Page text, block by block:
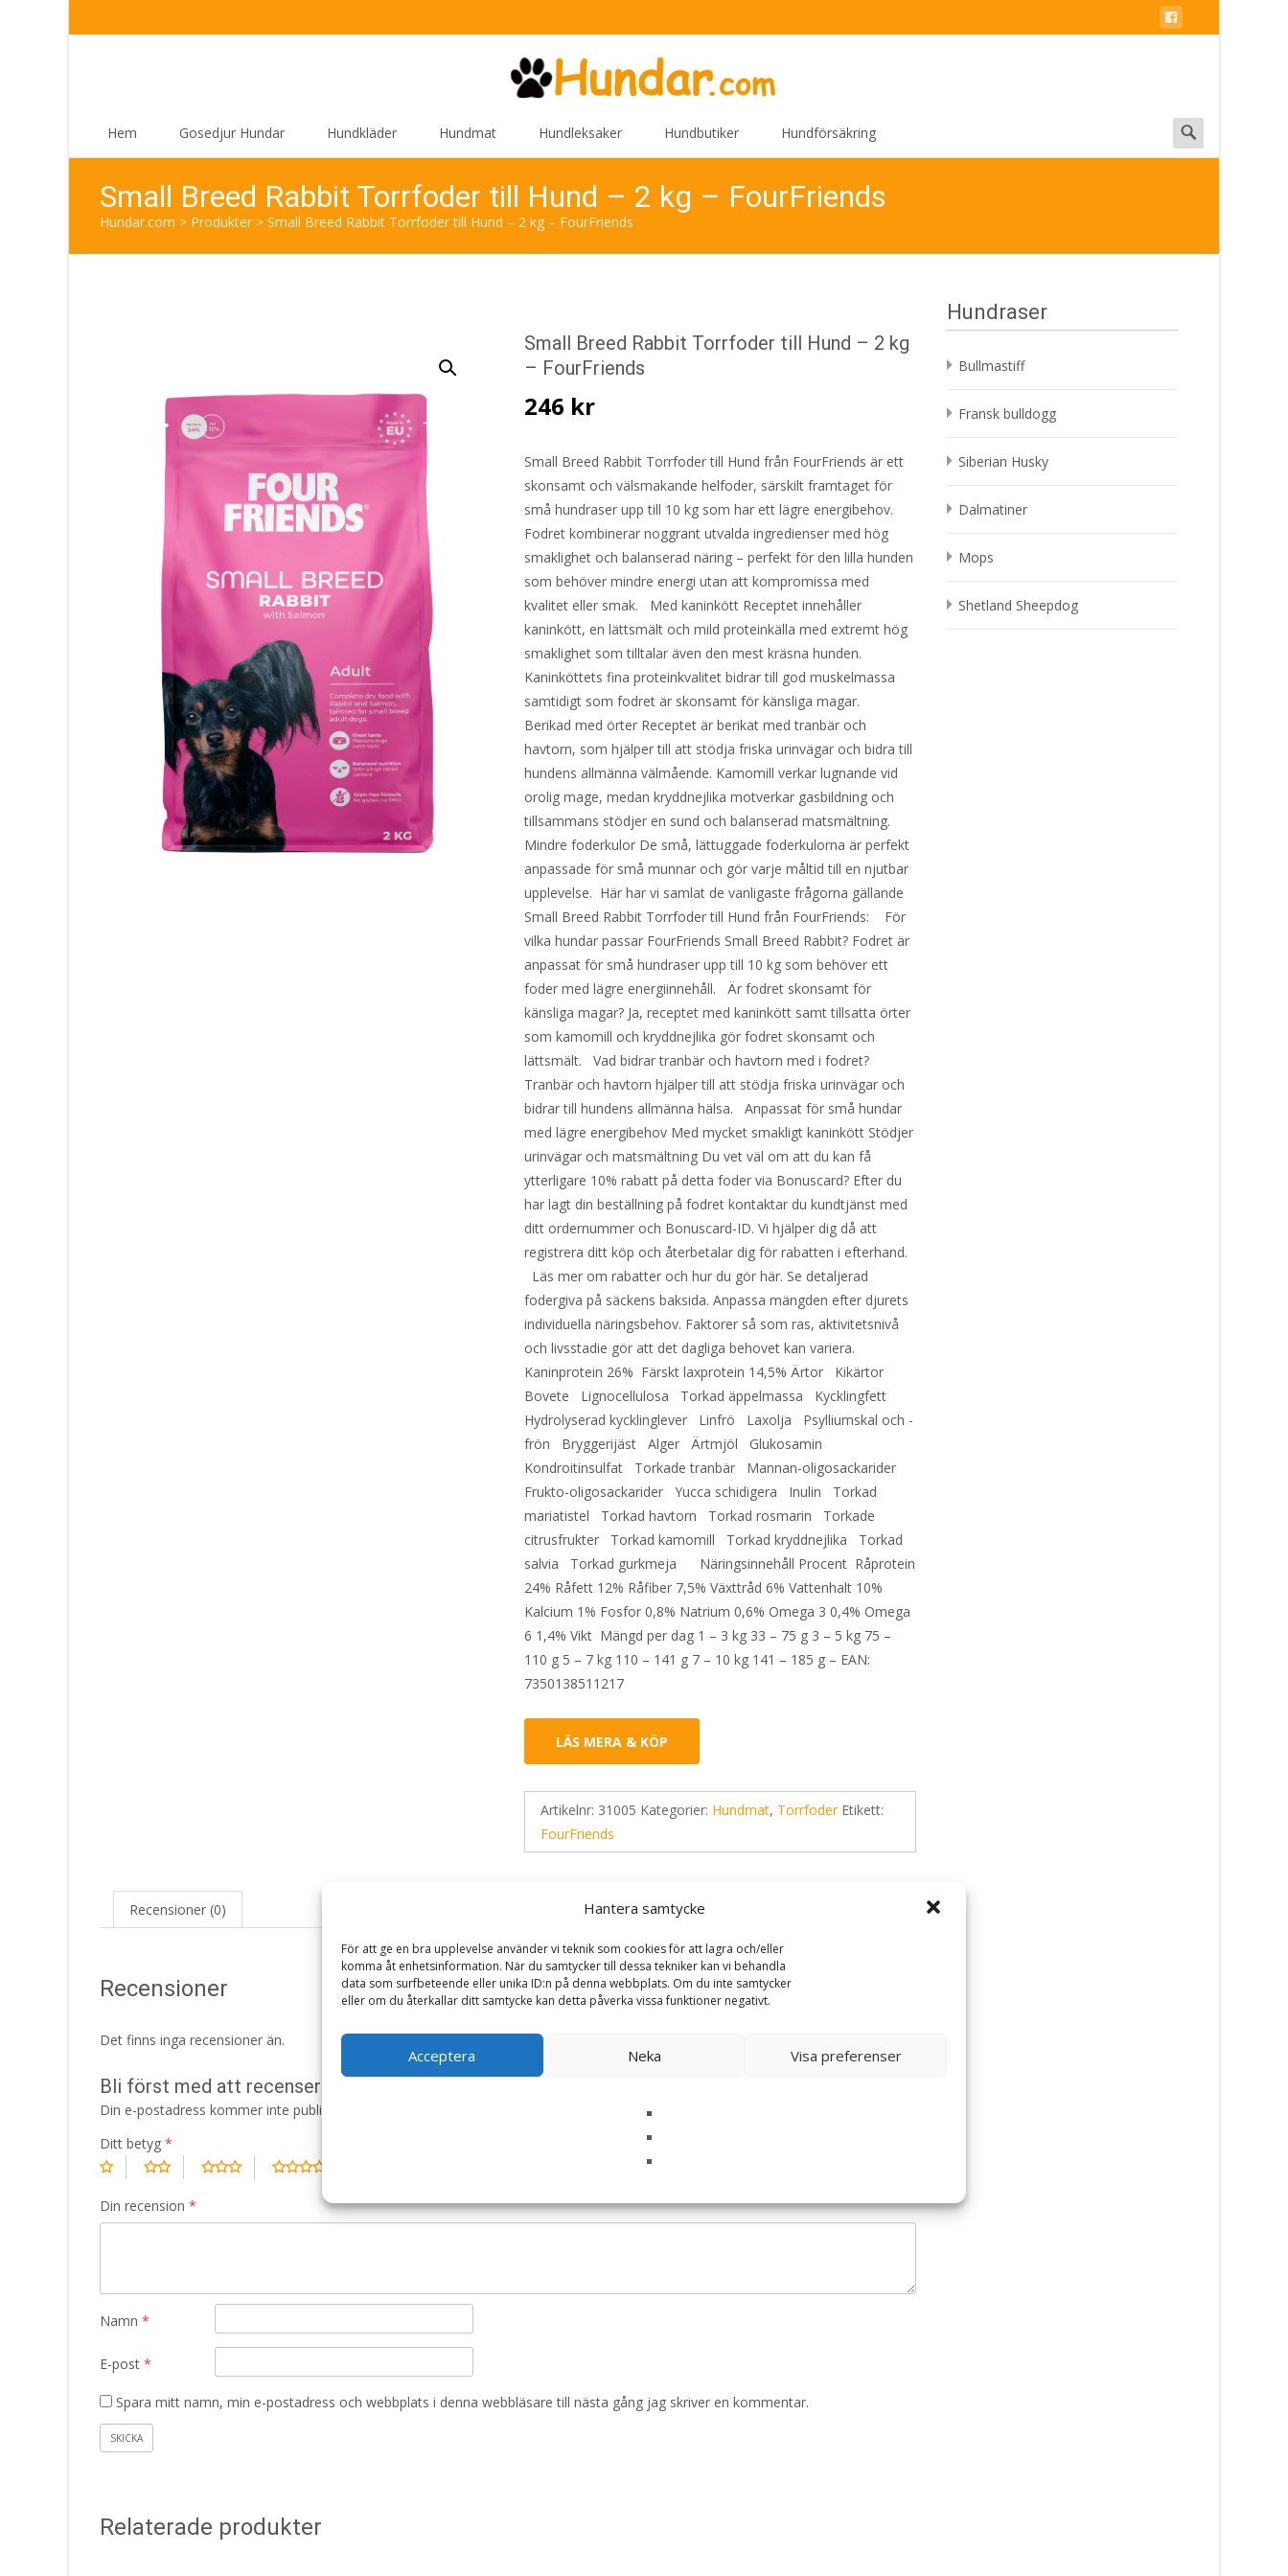
Hantera samtycke
För att ge en bra upplevelse använder vi teknik som cookies för att lagra och/eller
komma åt enhetsinformation. När du samtycker till dessa tekniker kan vi behandla
data som surfbeteende eller unika ID:n på denna webbplats. Om du inte samtycker
eller om du återkallar ditt samtycke kan detta påverka vissa funktioner negativt.
Acceptera Neka Visa preferenser
Hem Gosedjur Hundar Hundkläder Hundmat Hundleksaker Hundbutiker Hundförsäkring
Search
for:
Small Breed Rabbit Torrfoder till Hund – 2 kg – FourFriends
Hundar.com > Produkter > Small Breed Rabbit Torrfoder till Hund – 2 kg – FourFriends
Small Breed Rabbit Torrfoder till Hund – 2 kg
– FourFriends
246 kr
Small Breed Rabbit Torrfoder till Hund från FourFriends är ett
skonsamt och välsmakande helfoder, särskilt framtaget för
små hundraser upp till 10 kg som har ett lägre energibehov.
Fodret kombinerar noggrant utvalda ingredienser med hög
smaklighet och balanserad näring – perfekt för den lilla hunden
som behöver mindre energi utan att kompromissa med
kvalitet eller smak. Med kaninkött Receptet innehåller
kaninkött, en lättsmält och mild proteinkälla med extremt hög
smaklighet som tilltalar även den mest kräsna hunden.
Kaninköttets fina proteinkvalitet bidrar till god muskelmassa
samtidigt som fodret är skonsamt för känsliga magar.
Berikad med örter Receptet är berikat med tranbär och
havtorn, som hjälper till att stödja friska urinvägar och bidra till
hundens allmänna välmående. Kamomill verkar lugnande vid
orolig mage, medan kryddnejlika motverkar gasbildning och
tillsammans stödjer en sund och balanserad matsmältning.
Mindre foderkulor De små, lättuggade foderkulorna är perfekt
anpassade för små munnar och gör varje måltid till en njutbar
upplevelse. Här har vi samlat de vanligaste frågorna gällande
Small Breed Rabbit Torrfoder till Hund från FourFriends: För
vilka hundar passar FourFriends Small Breed Rabbit? Fodret är
anpassat för små hundraser upp till 10 kg som behöver ett
foder med lägre energiinnehåll. Är fodret skonsamt för
känsliga magar? Ja, receptet med kaninkött samt tillsatta örter
som kamomill och kryddnejlika gör fodret skonsamt och
lättsmält. Vad bidrar tranbär och havtorn med i fodret?
Tranbär och havtorn hjälper till att stödja friska urinvägar och
bidrar till hundens allmänna hälsa. Anpassat för små hundar
med lägre energibehov Med mycket smakligt kaninkött Stödjer
urinvägar och matsmältning Du vet väl om att du kan få
ytterligare 10% rabatt på detta foder via Bonuscard? Efter du
har lagt din beställning på fodret kontaktar du kundtjänst med
ditt ordernummer och Bonuscard-ID. Vi hjälper dig då att
registrera ditt köp och återbetalar dig för rabatten i efterhand.
Läs mer om rabatter och hur du gör här. Se detaljerad
fodergiva på säckens baksida. Anpassa mängden efter djurets
individuella näringsbehov. Faktorer så som ras, aktivitetsnivå
och livsstadie gör att det dagliga behovet kan variera.
Kaninprotein 26% Färskt laxprotein 14,5% Ärtor Kikärtor
Bovete Lignocellulosa Torkad äppelmassa Kycklingfett
Hydrolyserad kycklinglever Linfrö Laxolja Psylliumskal och -
frön Bryggerijäst Alger Ärtmjöl Glukosamin
Kondroitinsulfat Torkade tranbär Mannan-oligosackarider
Frukto-oligosackarider Yucca schidigera Inulin Torkad
mariatistel Torkad havtorn Torkad rosmarin Torkade
citrusfrukter Torkad kamomill Torkad kryddnejlika Torkad
salvia Torkad gurkmeja Näringsinnehåll Procent Råprotein
24% Råfett 12% Råfiber 7,5% Växttråd 6% Vattenhalt 10%
Kalcium 1% Fosfor 0,8% Natrium 0,6% Omega 3 0,4% Omega
6 1,4% Vikt Mängd per dag 1 – 3 kg 33 – 75 g 3 – 5 kg 75 –
110 g 5 – 7 kg 110 – 141 g 7 – 10 kg 141 – 185 g – EAN:
7350138511217
LÄS MERA & KÖP
Artikelnr: 31005 Kategorier: Hundmat, Torrfoder Etikett:
FourFriends
Recensioner (0)
Recensioner
Det finns inga recensioner än.
Bli först med att recensera ”Small Breed Rabbit Torrfoder till Hund – 2 kg – FourFriends”
Din e-postadress kommer inte publiceras.
Ditt betyg *
Din recension *
Namn *
E-post *
Spara mitt namn, min e-postadress och webbplats i denna webbläsare till nästa gång jag skriver en kommentar.
Relaterade produkter
Hundraser
Bullmastiff
Fransk bulldogg
Siberian Husky
Dalmatiner
Mops
Shetland Sheepdog